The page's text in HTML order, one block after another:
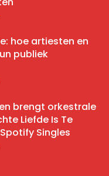
hoe artiesten en
publiek
brengt orkestrale
Liefde Is Te
Singles